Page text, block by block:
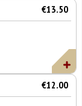
€13.50
€12.00